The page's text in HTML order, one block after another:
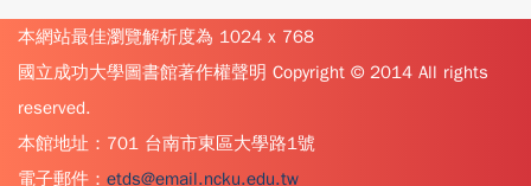
本網站最佳瀏覽解析度為 1024 x 768
國立成功大學圖書館著作權聲明 Copyright © 2014 All rights
reserved.
本館地址：701 台南市東區大學路1號
電子郵件： etds@email.ncku.edu.tw